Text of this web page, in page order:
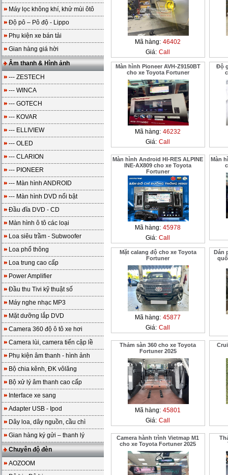
Máy lọc không khí, khử mùi ôtô
Độ pô – Pô độ - Lippo
Phụ kiện xe bán tải
Gian hàng giá hời
Âm thanh & Hình ảnh
--- ZESTECH
--- WINCA
--- GOTECH
--- KOVAR
--- ELLIVIEW
--- OLED
--- CLARION
--- PIONEER
--- Màn hình ANDROID
--- Màn hình DVD nổi bật
Đầu đĩa DVD - CD
Màn hình ô tô các loại
Loa siêu trầm - Subwoofer
Loa phổ thông
Loa trung cao cấp
Power Amplifier
Đầu thu Tivi kỹ thuật số
Máy nghe nhạc MP3
Mặt dưỡng lắp DVD
Camera 360 độ ô tô xe hơi
Camera lùi, camera tiến cập lề
Phụ kiện âm thanh - hình ảnh
Bộ chia kênh, ĐK vôlăng
Bộ xử lý âm thanh cao cấp
Interface xe sang
Adapter USB - Ipod
Dây loa, dây nguồn, cầu chì
Gian hàng ký gửi – thanh lý
Chuyên độ đèn
AOZOOM
Mã hàng: 46402
Giá: Call
Màn hình Pioneer AVH-Z9150BT
cho xe Toyota Fortuner
Mã hàng: 46232
Giá: Call
Độ
Màn hình Android HI-RES ALPINE
INE-AX809 cho xe Toyota
Fortuner
Mã hàng: 45978
Giá: Call
Màn
Mặt calang độ cho xe Toyota
Fortuner
Mã hàng: 45877
Giá: Call
Dán
Thảm sàn 360 cho xe Toyota
Fortuner 2025
Mã hàng: 45801
Giá: Call
Camera hành trình Vietmap M1
cho xe Toyota Fortuner 2025